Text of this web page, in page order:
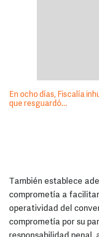
En ocho días, Fiscalía
que resguardó...
También establece
comprometía a
operatividad del
comprometía por su